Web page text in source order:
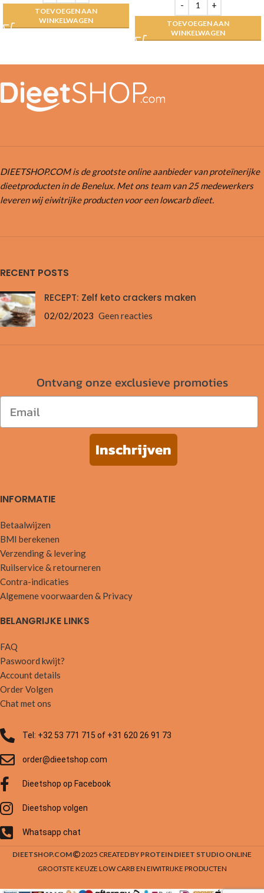
TOEVOEGEN AAN
WINKELWAGEN
TOEVOEGEN AAN
WINKELWAGEN
DIEETSHOP.COM is de grootste online aanbieder van proteïnerijke
dieetproducten in de Benelux. Met ons team van 25 medewerkers
leveren wij eiwitrijke producten voor een lowcarb dieet.
RECENT POSTS
RECEPT: Zelf keto crackers maken
02/02/2023 Geen reacties
Ontvang onze exclusieve promoties
Email
Inschrijven
INFORMATIE
Betaalwijzen
BMI berekenen
Verzending & levering
Ruilservice & retourneren
Contra-indicaties
Algemene voorwaarden & Privacy
BELANGRIJKE LINKS
FAQ
Paswoord kwijt?
Account details
Order Volgen
Chat met ons
Tel: +32 53 771 715 of +31 620 26 91 73
order@dieetshop.com
Dieetshop op Facebook
Dieetshop volgen
Whatsapp chat
DIEETSHOP.COM 2025 CREATED BY PROTEIN DIEET STUDIO ONLINE
GROOTSTE KEUZE LOW CARB EN EIWITRIJKE PRODUCTEN